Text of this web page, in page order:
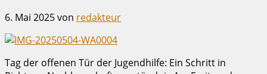
6. Mai 2025von redakteur
Tag der offenen Tür der Jugendhilfe: Ein Schritt in